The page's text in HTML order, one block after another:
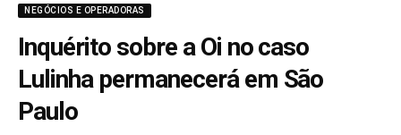
NEGÓCIOS E OPERADORAS
Inquérito sobre a Oi no caso
Lulinha permanecerá em São
Paulo